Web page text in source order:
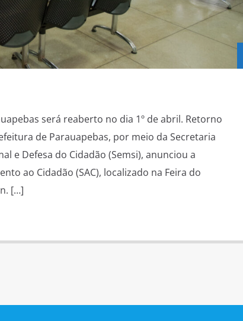
será reaberto no dia 1º de abril. Retorno
de Parauapebas, por meio da Secretaria
e Defesa do Cidadão (Semsi), anunciou a
ao Cidadão (SAC), localizado na Feira do
[…]